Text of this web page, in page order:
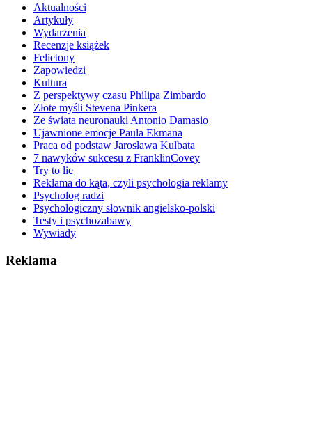
Aktualności
Artykuły
Wydarzenia
Recenzje książek
Felietony
Zapowiedzi
Kultura
Z perspektywy czasu Philipa Zimbardo
Złote myśli Stevena Pinkera
Ze świata neuronauki Antonio Damasio
Ujawnione emocje Paula Ekmana
Praca od podstaw Jarosława Kulbata
7 nawyków sukcesu z FranklinCovey
Try to lie
Reklama do kąta, czyli psychologia reklamy
Psycholog radzi
Psychologiczny słownik angielsko-polski
Testy i psychozabawy
Wywiady
Reklama